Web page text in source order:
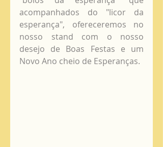
acompanhados do "licor da
esperança", ofereceremos no
nosso stand com o nosso
desejo de Boas Festas e um
Novo Ano cheio de Esperanças.